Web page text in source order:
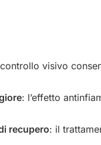
visivo
: l’effetto
recupero: il